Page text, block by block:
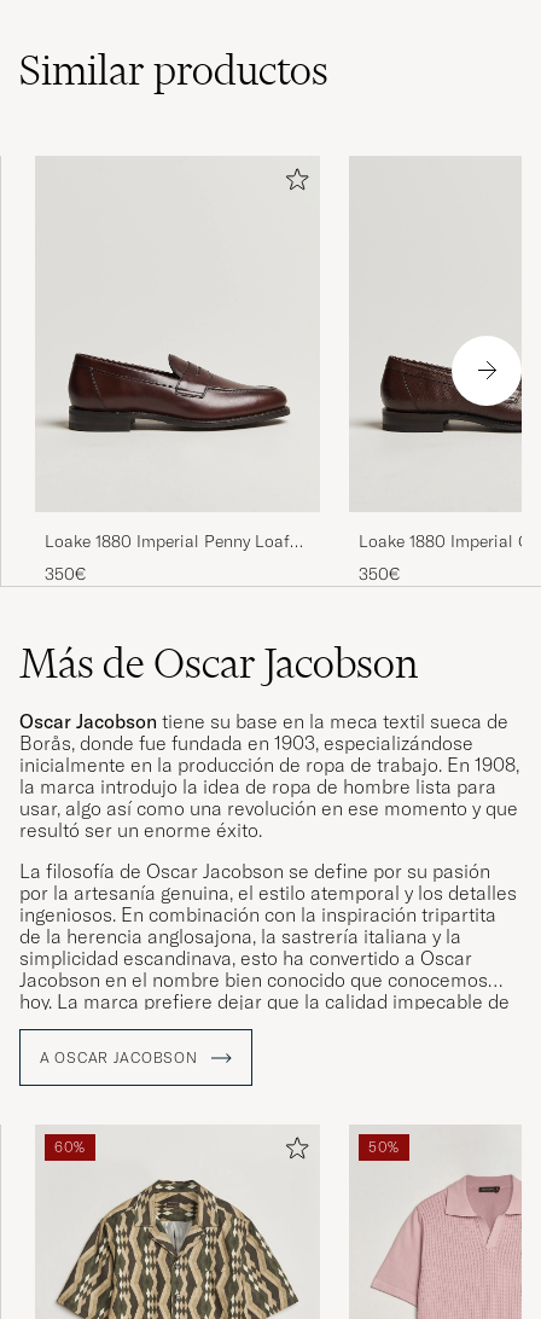
Similarproductos
Loake 1880 Imperial Penny Loafer
Dark Brown
350€
Loake 1880 Imperial
Penny Loafer Dark
350€
Más de Oscar Jacobson
Oscar Jacobson tiene su base en la meca textil sueca de
Borås, donde fue fundada en 1903, especializándose
inicialmente en la producción de ropa de trabajo. En 1908,
la marca introdujo la idea de ropa de hombre lista para
usar, algo así como una revolución en ese momento y que
resultó ser un enorme éxito.
La filosofía de Oscar Jacobson se define por su pasión
por la artesanía genuina, el estilo atemporal y los detalles
ingeniosos. En combinación con la inspiración tripartita
de la herencia anglosajona, la sastrería italiana y la
simplicidad escandinava, esto ha convertido a Oscar
Jacobson en el nombre bien conocido que conocemos
hoy. La marca prefiere dejar que la calidad impecable de
Gustaf de Suecia.
A OSCAR JACOBSON
60% 50%